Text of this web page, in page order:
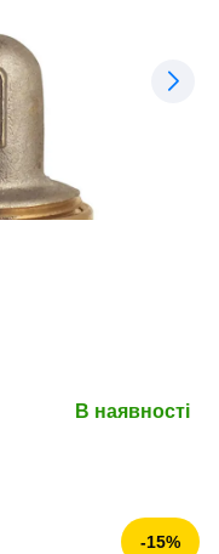
В наявності
-15%